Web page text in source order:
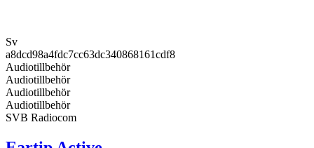
Sv
a8dcd98a4fdc7cc63dc340868161cdf8
Audiotillbehör
Audiotillbehör
Audiotillbehör
Audiotillbehör
SVB Radiocom